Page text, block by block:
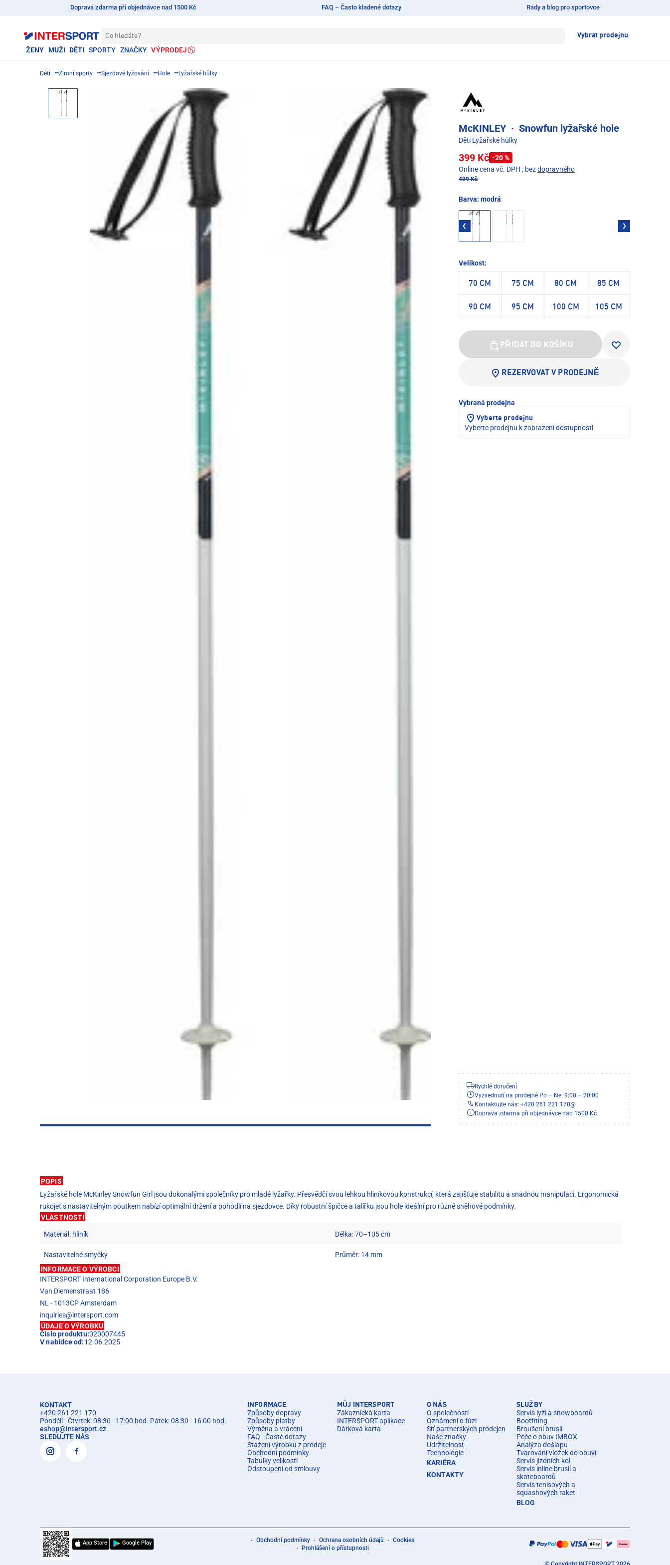
Doprava zdarma při objednávce nad 1500 Kč FAQ – Často kladené dotazy Rady a blog pro sportovce
Co hledáte? Vybrat prodejnu
ŽENY MUŽI DĚTI SPORTY ZNAČKY VÝPRODEJ
Děti Zimní sporty Sjezdové lyžování Hole Lyžařské hůlky
McKINLEY · Snowfun lyžařské hole
Děti Lyžařské hůlky
399 Kč -20 %
Online cena vč. DPH , bezdopravného
499 Kč
Barva: modrá
Velikost:
70 CM 75 CM 80 CM 85 CM
90 CM 95 CM 100 CM 105 CM
PŘIDAT DO KOŠÍKU
REZERVOVAT V PRODEJNĚ
Vybraná prodejna
Vyberte prodejnu
Vyberte prodejnu k zobrazení dostupnosti
Rychlé doručení
Vyzvednutí na prodejně Po – Ne: 9:00 – 20:00
Kontaktujte nás: +420 261 221 170@
Doprava zdarma při objednávce nad 1500 Kč
POPIS
Lyžařské hole McKinley Snowfun Girl jsou dokonalými společníky pro mladé lyžařky. Přesvědčí svou lehkou hliníkovou konstrukcí, která zajišťuje stabilitu a snadnou manipulaci. Ergonomická
rukojeť s nastavitelným poutkem nabízí optimální držení a pohodlí na sjezdovce. Díky robustní špičce a talířku jsou hole ideální pro různé sněhové podmínky.
VLASTNOSTI
Materiál: hliník Délka: 70–105 cm
Nastavitelné smyčky
Průměr: 14 mm
INFORMACE O VÝROBCI
INTERSPORT International Corporation Europe B.V.
Van Diemenstraat 186
NL - 1013CP Amsterdam
inquiries@intersport.com
ÚDAJE O VÝROBKU
Číslo produktu:020007445
V nabídce od:12.06.2025
KONTAKT
+420 261 221 170
Pondělí - Čtvrtek: 08:30 - 17:00 hod. Pátek: 08:30 - 16:00 hod.
eshop@intersport.cz
SLEDUJTE NÁS
INFORMACE
Způsoby dopravy
Způsoby platby
Výměna a vrácení
FAQ - Časté dotazy
Stažení výrobku z prodeje
Obchodní podmínky
Tabulky velikostí
Odstoupení od smlouvy
MŮJ INTERSPORT
Zákaznická karta
INTERSPORT aplikace
Dárková karta
O NÁS
O společnosti
Oznámení o fúzi
Síť partnerských prodejen
Naše značky
Udržitelnost
Technologie
KARIÉRA
KONTAKTY
SLUŽBY
Servis lyží a snowboardů
Bootfiting
Broušení bruslí
Péče o obuv IMBOX
Analýza došlapu
Tvarování vložek do obuvi
Servis jízdních kol
Servis inline bruslí a
skateboardů
Servis tenisových a
squashových raket
BLOG
App Store Google Play Obchodní podmínky Ochrana osobních údajů
Cookies
Prohlášení o přístupnosti